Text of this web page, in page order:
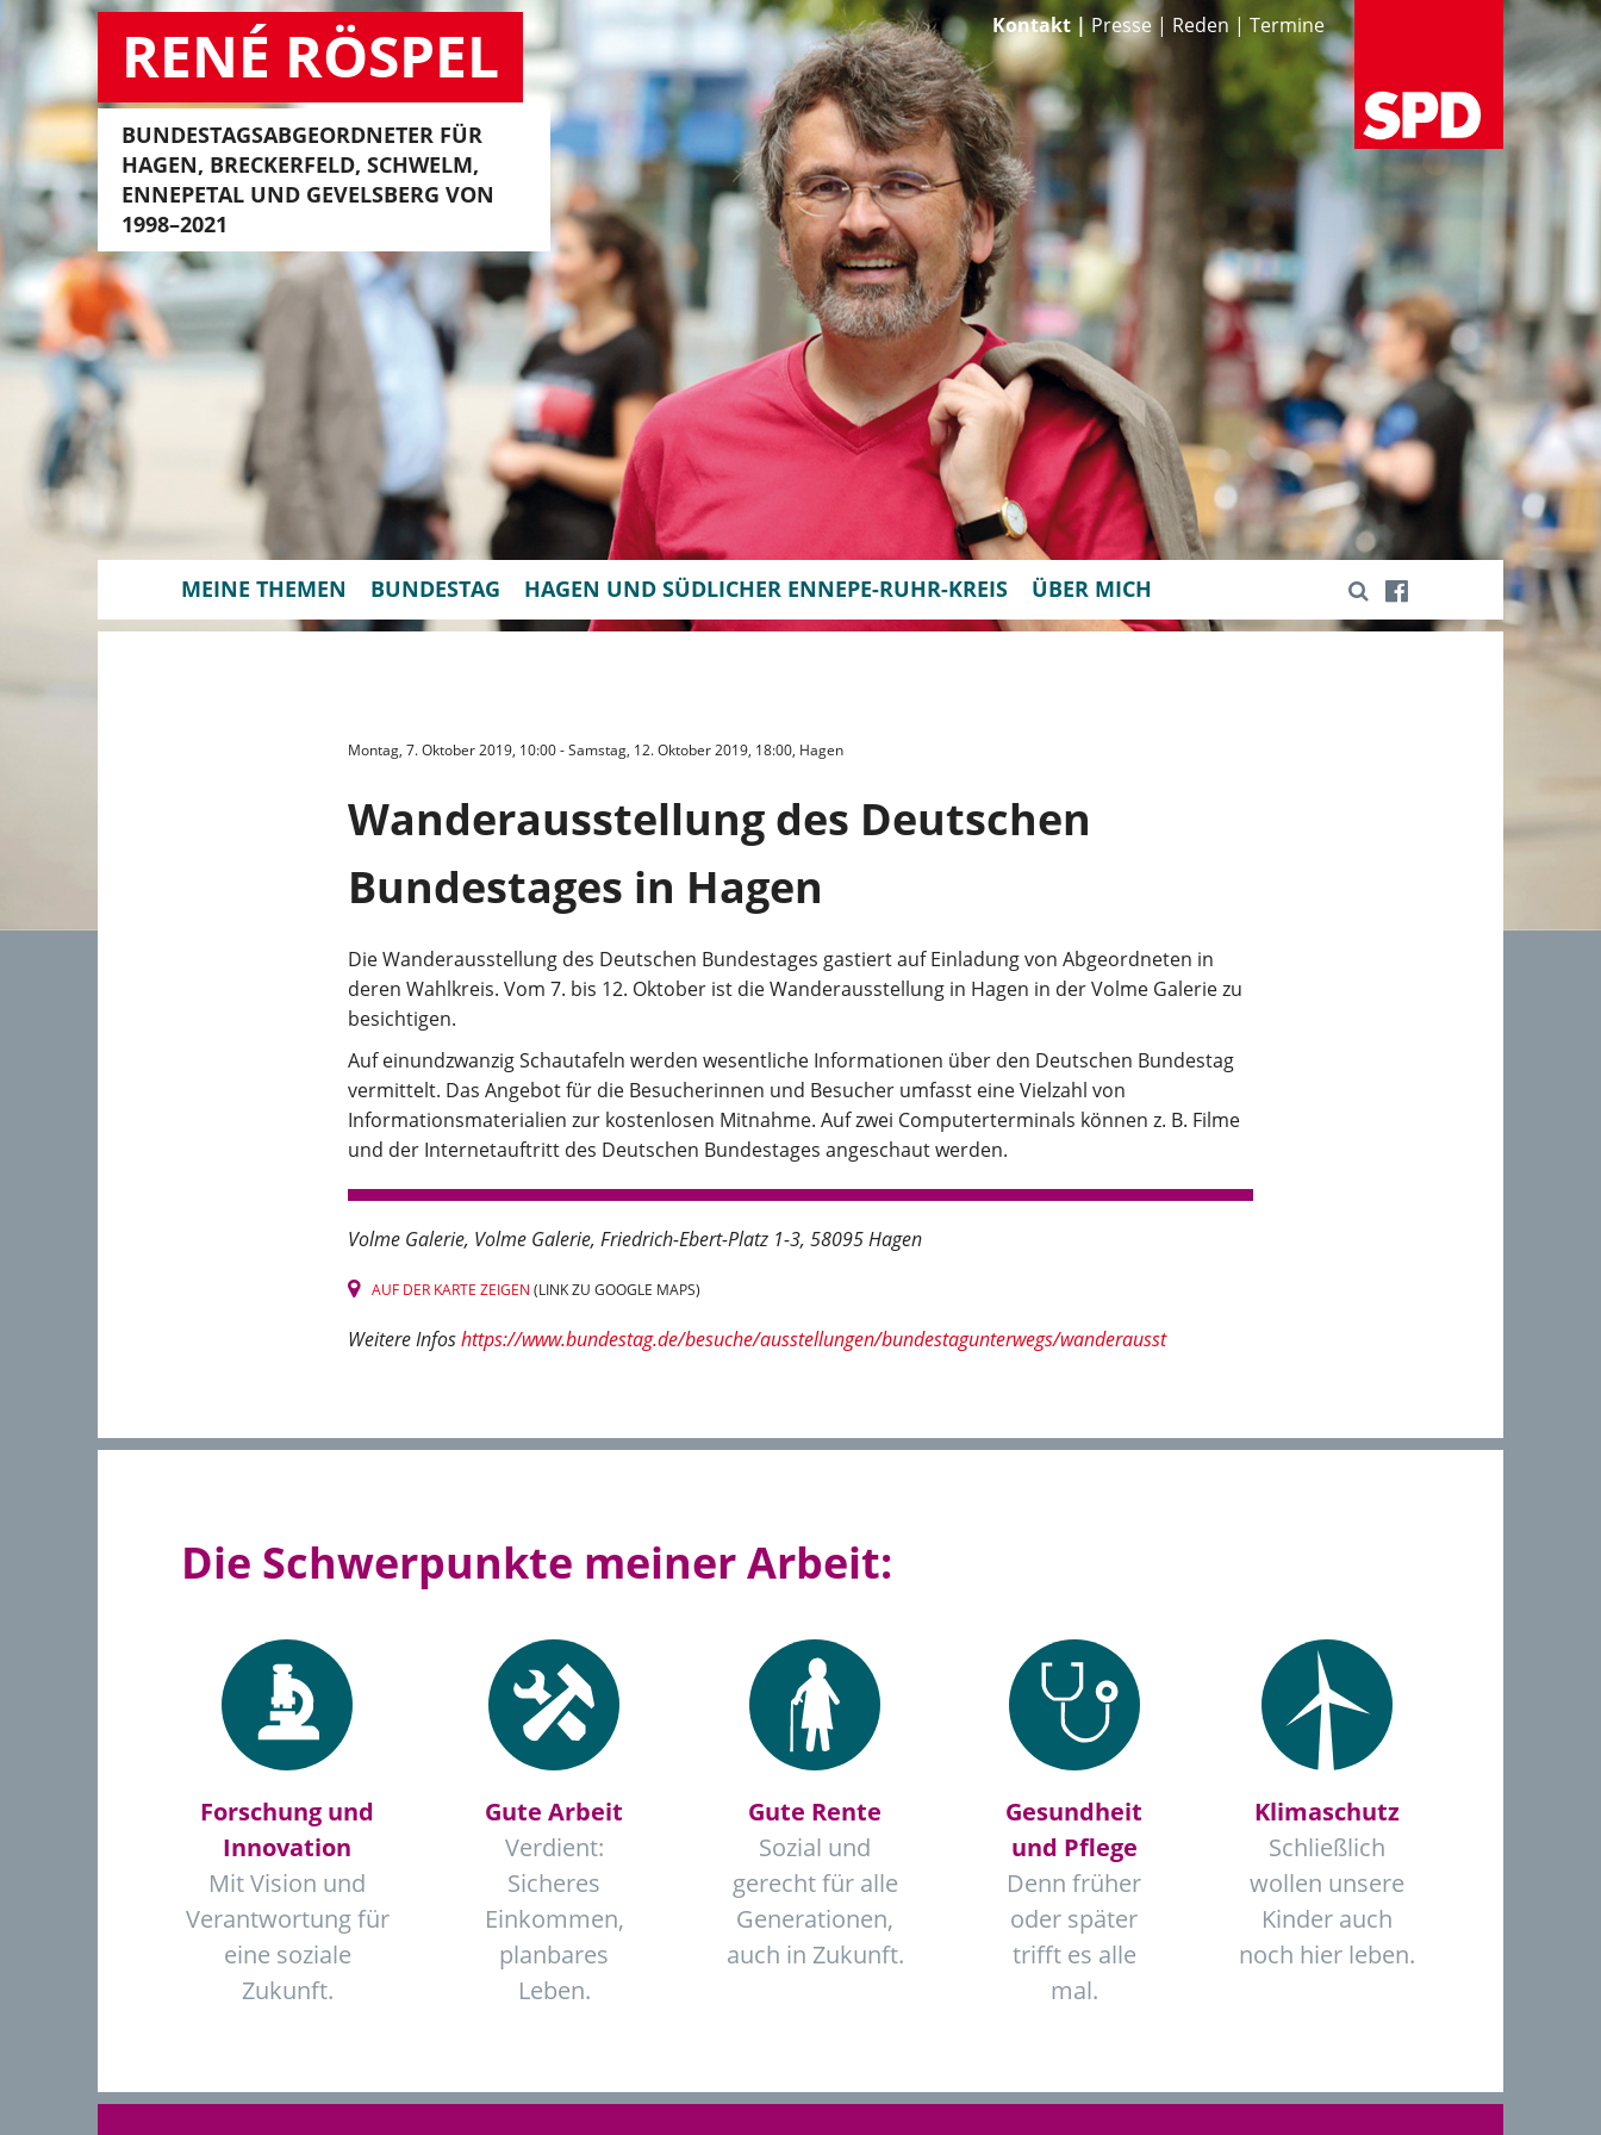
RENÉ RÖSPEL
BUNDESTAGSABGEORDNETER FÜR
HAGEN, BRECKERFELD, SCHWELM,
ENNEPETAL UND GEVELSBERG VON
1998–2021
MEINE THEMEN BUNDESTAG HAGEN UND SÜDLICHER ENNEPE-RUHR-KREIS ÜBER MICH
Kontakt Presse Reden Termine
Montag, 7. Oktober 2019, 10:00 - Samstag, 12. Oktober 2019, 18:00, Hagen
Wanderausstellung des Deutschen
Bundestages in Hagen
Die Wanderausstellung des Deutschen Bundestages gastiert auf Einladung von Abgeordneten in
deren Wahlkreis. Vom 7. bis 12. Oktober ist die Wanderausstellung in Hagen in der Volme Galerie zu
besichtigen.
Auf einundzwanzig Schautafeln werden wesentliche Informationen über den Deutschen Bundestag
vermittelt. Das Angebot für die Besucherinnen und Besucher umfasst eine Vielzahl von
Informationsmaterialien zur kostenlosen Mitnahme. Auf zwei Computerterminals können z. B. Filme
und der Internetauftritt des Deutschen Bundestages angeschaut werden.
Volme Galerie Volme Galerie Friedrich-Ebert-Platz 1-3 58095 Hagen
AUF DER KARTE ZEIGEN (LINK ZU GOOGLE MAPS)
Weitere Infoshttps://www.bundestag.de/besuche/ausstellungen/bundestagunterwegs/wanderausst
Die Schwerpunkte meiner Arbeit:
Forschung und
Innovation
Mit Vision und
Verantwortung für
eine soziale
Zukunft.
Gute Arbeit
Verdient:
Sicheres
Einkommen,
planbares
Leben.
Gute Rente
Sozial und
gerecht für alle
Generationen,
auch in Zukunft.
Gesundheit
und Pflege
Denn früher
oder später
trifft es alle
mal.
Klimaschutz
Schließlich
wollen unsere
Kinder auch
noch hier leben.